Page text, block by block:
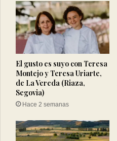
El gusto es suyo con Teresa
Montejo y Teresa Uriarte,
de La Vereda (Riaza,
Segovia)
Hace 2 semanas